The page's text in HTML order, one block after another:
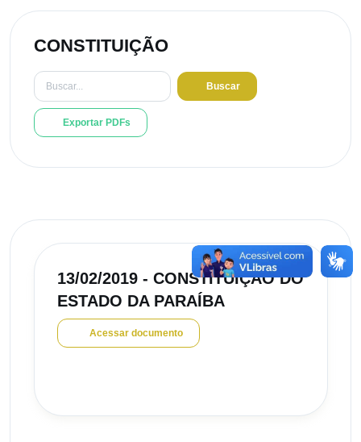
CONSTITUIÇÃO
Buscar
Exportar PDFs
13/02/2019 - CONSTITUIÇÃO DO
ESTADO DA PARAÍBA
Acessar documento